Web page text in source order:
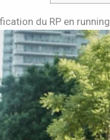
du RP en running